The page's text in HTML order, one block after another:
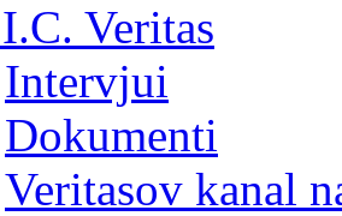
Veritas
Intervjui
Dokumenti
Veritasov kanal